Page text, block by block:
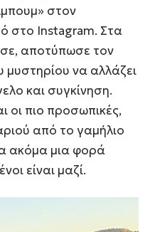
στον
στο Instagram. Στα
αποτύπωσε τον
μυστηρίου να αλλάζει
και συγκίνηση.
οι πιο προσωπικές,
από το γαμήλιο
ακόμα μια φορά
είναι μαζί.